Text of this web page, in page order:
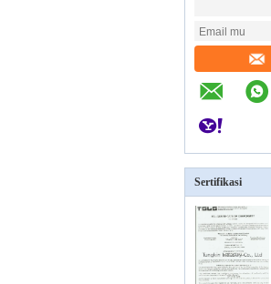
Sertifikasi